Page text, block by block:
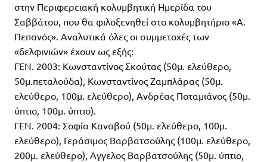
στην Περιφερειακή κολυμβητική Ημερίδα του
Σαββάτου, που θα φιλοξενηθεί στο κολυμβητήριο «Α.
Πεπανός». Αναλυτικά όλες οι συμμετοχές των
«δελφινιών» έχουν ως εξής:
ΓΕΝ. 2003: Κωνσταντίνος Σκούτας (50μ. ελεύθερο,
50μ.πεταλούδα), Κωνσταντίνος Ζαμπλάρας (50μ.
ελεύθερο, 100μ. ελεύθερο), Ανδρέας Ποταμιάνος (50μ.
ύπτιο, 100μ. ύπτιο).
ΓΕΝ. 2004: Σοφία Καναβού (50μ. ελεύθερο, 100μ.
ελεύθερο), Γεράσιμος Βαρβατσούλης (100μ. ελεύθερο,
200μ. ελεύθερο), Αγγελος Βαρβατσούλης (50μ. ύπτιο,